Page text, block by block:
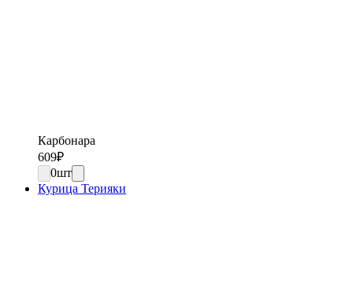
Карбонара
609₽
0шт
Курица Терияки